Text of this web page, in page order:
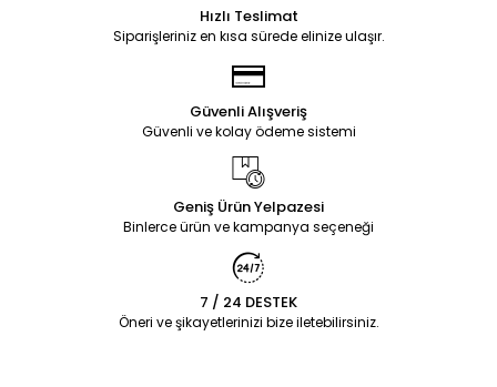
Hızlı Teslimat
Siparişleriniz en kısa sürede elinize ulaşır.
Güvenli Alışveriş
Güvenli ve kolay ödeme sistemi
Geniş Ürün Yelpazesi
Binlerce ürün ve kampanya seçeneği
7 / 24 DESTEK
Öneri ve şikayetlerinizi bize iletebilirsiniz.